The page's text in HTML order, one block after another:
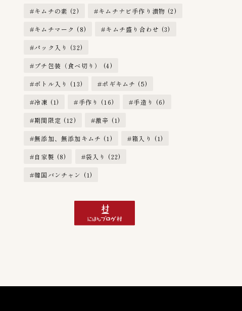
キムチの素 (2) キムチナビ手作り漬物 (2)
キムチマーク (8) キムチ盛り合わせ (3)
パック入り (32)
プチ包装（食べ切り） (4)
ボトル入り (13) ポギキムチ (5)
冷凍 (1) 手作り (16) 手造り (6)
期間限定 (12) 激辛 (1)
無添加、無添加キムチ (1) 箱入り (1)
自家製 (8) 袋入り (22)
韓国バンチャン (1)